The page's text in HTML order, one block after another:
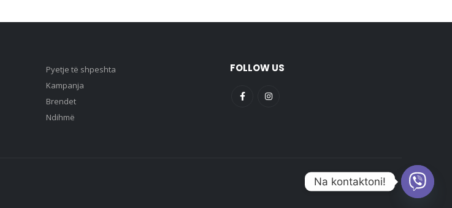
Pyetje të shpeshta
Kampanja
Brendet
Ndihmë
FOLLOW US
Na kontaktoni!